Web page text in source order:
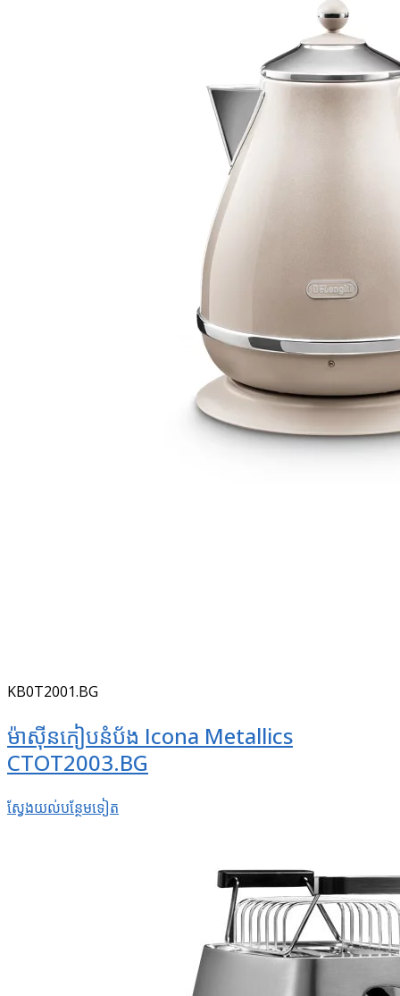
KB0T2001.BG
ម៉ាស៊ីនកៀបនំប័ង Icona Metallics
CTOT2003.BG
ស្វែងយល់​បន្ថែម​ទៀត